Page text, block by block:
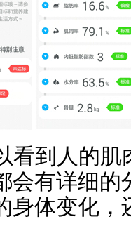
看到人的
会有详细
身体变化